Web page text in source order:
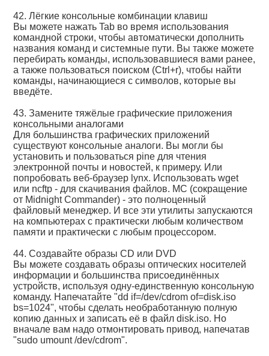
42. Лёгкие консольные комбинации клавиш
Вы можете нажать Tab во время использования
командной строки, чтобы автоматически дополнить
названия команд и системные пути. Вы также можете
перебирать команды, использовавшиеся вами ранее,
а также пользоваться поиском (Ctrl+r), чтобы найти
команды, начинающиеся с символов, которые вы
введёте.
43. Замените тяжёлые графические приложения
консольными аналогами
Для большинства графических приложений
существуют консольные аналоги. Вы могли бы
установить и пользоваться pine для чтения
электронной почты и новостей, к примеру. Или
попробовать веб-браузер lynx. Использовать wget
или ncftp - для скачивания файлов. MC (сокращение
от Midnight Commander) - это полноценный
файловый менеджер. И все эти утилиты запускаются
на компьютерах с практически любым количеством
памяти и практически c любым процессором.
44. Создавайте образы CD или DVD
Вы можете создавать образы оптических носителей
информации и большинства присоединённых
устройств, используя одну-единственную консольную
команду. Напечатайте "dd if=/dev/cdrom of=disk.iso
bs=1024", чтобы сделать необработанную полную
копию данных и записать её в файл disk.iso. Но
вначале вам надо отмонтировать привод, напечатав
"sudo umount /dev/cdrom".